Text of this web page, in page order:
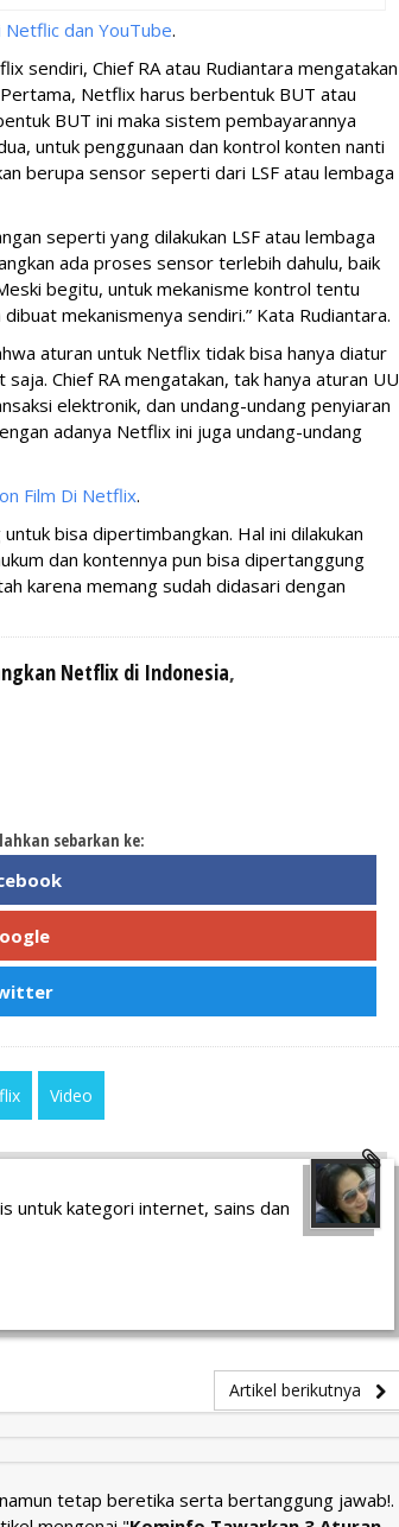
dan YouTube.
sendiri, Chief RA atau Rudiantara mengatakan
Netflix harus berbentuk BUT atau
BUT ini maka sistem pembayarannya
untuk penggunaan dan kontrol konten nanti
berupa sensor seperti dari LSF atau lembaga
seperti yang dilakukan LSF atau lembaga
ada proses sensor terlebih dahulu, baik
begitu, untuk mekanisme kontrol tentu
mekanismenya sendiri.” Kata Rudiantara.
aturan untuk Netflix tidak bisa hanya diatur
Chief RA mengatakan, tak hanya aturan UU
elektronik, dan undang-undang penyiaran
adanya Netflix ini juga undang-undang
Film Di Netflix.
bisa dipertimbangkan. Hal ini dilakukan
dan kontennya pun bisa dipertanggung
karena memang sudah didasari dengan
Netflix di Indonesia,
sebarkan ke:
Video
untuk kategori internet, sains dan
Artikel berikutnya
tetap beretika serta bertanggung jawab!.